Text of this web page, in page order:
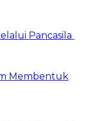
Pancasila
Membentuk